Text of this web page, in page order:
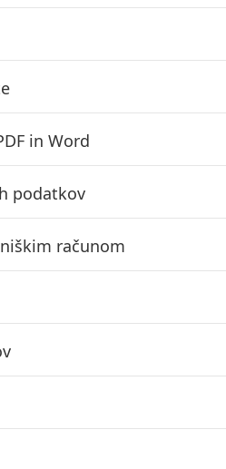
in Word
podatkov
računom